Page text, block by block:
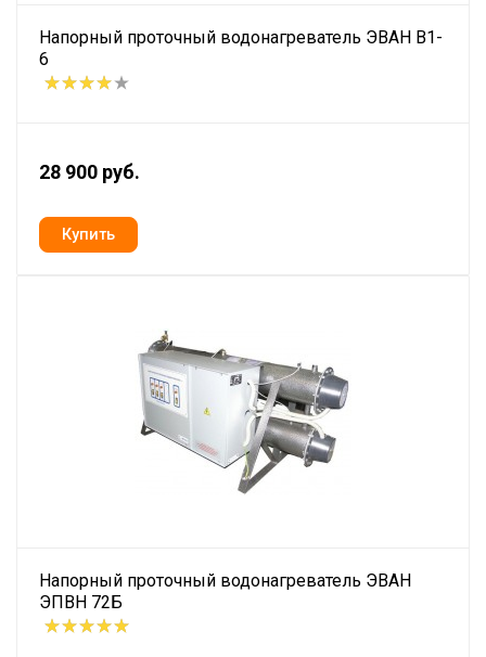
Напорный проточный водонагреватель ЭВАН В1-
6
28 900 руб.
Напорный проточный водонагреватель ЭВАН
ЭПВН 72Б